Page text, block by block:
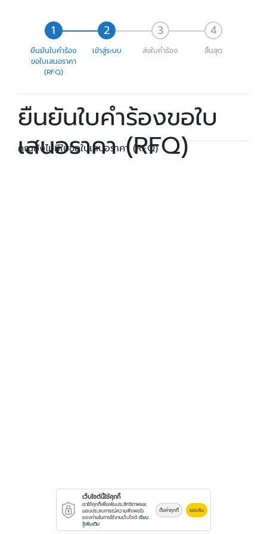
ยืนยันใบคำร้อง
ขอใบเสนอราคา
(RFQ)
เข้าสู่ระบบ ส่งใบคำร้อง สิ้นสุด
ยืนยันใบคำร้องขอใบ
เสนอราคา (RFQ)
คุณยังไม่มีใบขอใบเสนอราคา (RFQ)
เว็บไซต์นี้ใช้คุกกี้
เราใช้คุกกี้เพื่อเพิ่มประสิทธิภาพและ
มอบประสบการณ์ความพึงพอใจ
ของท่านในการใช้งานเว็บไซต์ เรียน
รู้เพิ่มเติม
ตั้งค่าคุกกี้ ยอมรับ